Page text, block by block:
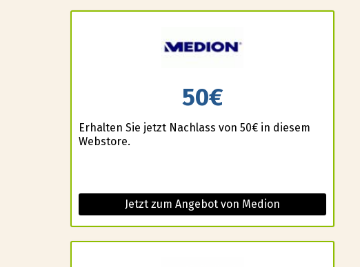
50€
Erhalten Sie jetzt Nachlass von 50€ in diesem
Webstore.
Jetzt zum Angebot von Medion